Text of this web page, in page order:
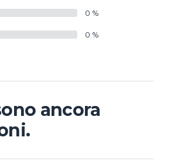
0 %
0 %
ancora